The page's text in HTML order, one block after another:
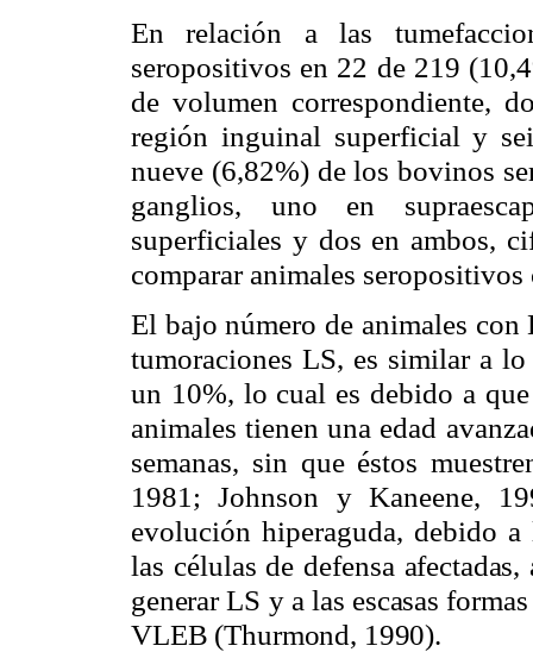
En relación a las
seropositivos en 22 de 219
de volumen correspondiente,
región inguinal superficial y
nueve (6,82%) de los bovinos
ganglios, uno en
superficiales y dos en ambos,
comparar animales
El bajo número de animales
tumoraciones LS, es similar a lo
un 10%, lo cual es debido a
animales tienen una edad
semanas, sin que éstos
1981; Johnson y Kaneene,
evolución hiperaguda, debido
las células de defensa
generar LS y a las escasas
VLEB (Thurmond, 1990).